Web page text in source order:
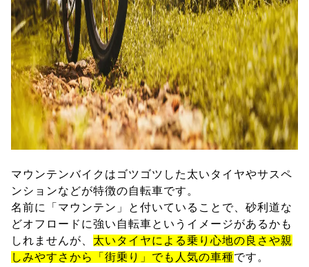
マウンテンバイクはゴツゴツした太いタイヤやサスペ
ンションなどが特徴の自転車です。
名前に「マウンテン」と付いていることで、砂利道な
どオフロードに強い自転車というイメージがあるかも
しれませんが、 太いタイヤによる乗り心地の良さや親
しみやすさから「街乗り」でも人気の車種です。